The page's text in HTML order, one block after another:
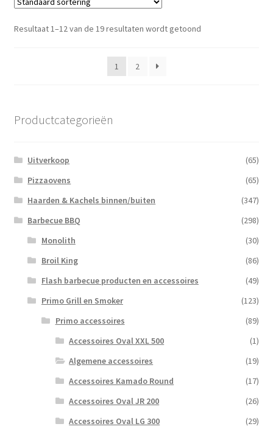
Resultaat 1–12 van de 19 resultaten wordt getoond
1 2
Productcategorieën
Uitverkoop
(65)
Pizzaovens
(65)
Haarden & Kachels binnen/buiten
(347)
Barbecue BBQ
(298)
Monolith
(30)
Broil King
(86)
Flash barbecue producten en accessoires
(49)
Primo Grill en Smoker
(123)
Primo accessoires
(89)
Accessoires Oval XXL 500
(1)
Algemene accessoires
(19)
Accessoires Kamado Round
(17)
Accessoires Oval JR 200
(26)
Accessoires Oval LG 300
(29)